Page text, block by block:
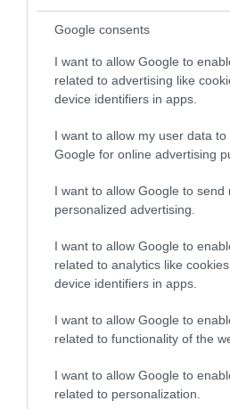
Google consents
I want to allow Google to
related to advertising like
device identifiers in apps.
I want to allow my user data
Google for online advertising
I want to allow Google to send
personalized advertising.
I want to allow Google to
related to analytics like
device identifiers in apps.
I want to allow Google to
related to functionality of the
I want to allow Google to
related to personalization.
Mérséklődik a forróság, de